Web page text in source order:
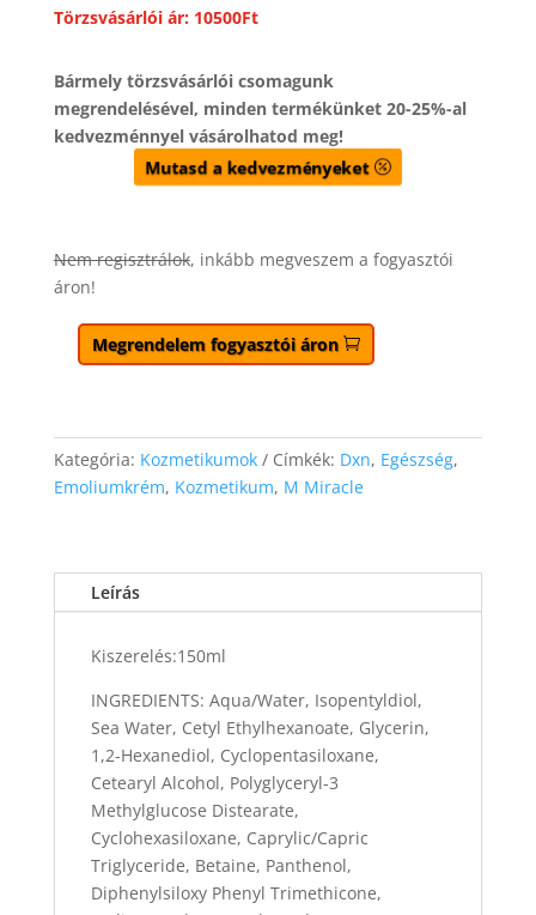
Törzsvásárlói ár: 10500Ft
Bármely törzsvásárlói csomagunk
megrendelésével, minden termékünket 20-25%-al
kedvezménnyel vásárolhatod meg!
Mutasd a kedvezményeket
Nem regisztrálok, inkább megveszem a fogyasztói
áron!
Megrendelem fogyasztói áron
Kategória: Kozmetikumok Címkék: Dxn, Egészség,
Emoliumkrém, Kozmetikum, M Miracle
Leírás
Kiszerelés:150ml
INGREDIENTS: Aqua/Water, Isopentyldiol,
Sea Water, Cetyl Ethylhexanoate, Glycerin,
1,2-Hexanediol, Cyclopentasiloxane,
Cetearyl Alcohol, Polyglyceryl-3
Methylglucose Distearate,
Cyclohexasiloxane, Caprylic/Capric
Triglyceride, Betaine, Panthenol,
Diphenylsiloxy Phenyl Trimethicone,